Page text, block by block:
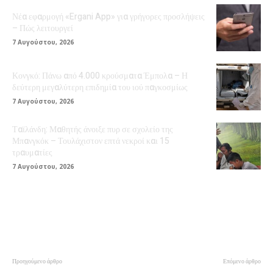
Νέα εφαρμογή «Ergani App» για γρήγορες προσλήψεις
– Πώς λειτουργεί
7 Αυγούστου, 2026
Κονγκό: Πάνω από 4.000 κρούσματα Έμπολα – Η
δεύτερη μεγαλύτερη επιδημία του ιού παγκοσμίως
7 Αυγούστου, 2026
Ταϊλάνδη: Μαθητής άνοιξε πυρ σε σχολείο της
Μπανγκόκ – Τουλάχιστον επτά νεκροί και 15
τραυματίες
7 Αυγούστου, 2026
Προηγούμενο άρθρο Επόμενο άρθρο